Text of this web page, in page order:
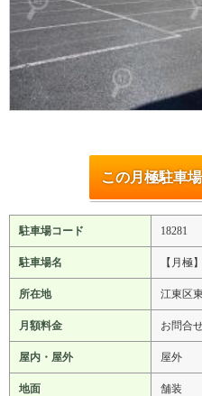
この月極駐車
駐車場コード 18281
駐車場名 【月極
所在地 江東区
月額料金 お問合
屋内・屋外 屋外
地面 舗装